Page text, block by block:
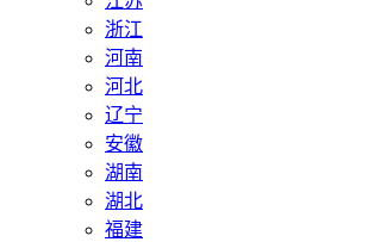
浙江
河南
河北
辽宁
安徽
湖南
湖北
福建